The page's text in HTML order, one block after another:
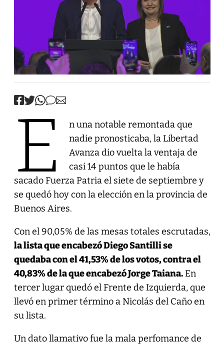
E
n una notable remontada que
nadie pronosticaba, la Libertad
Avanza dio vuelta la ventaja de
casi 14 puntos que le había
sacado Fuerza Patria el siete de septiembre y
se quedó hoy con la elección en la provincia de
Buenos Aires.
Con el 90,05% de las mesas totales escrutadas,
la lista que encabezó Diego Santilli se
quedaba con el 41,53% de los votos, contra el
40,83% de la que encabezó Jorge Taiana.En
tercer lugar quedó el Frente de Izquierda, que
llevó en primer término a Nicolás del Caño en
su lista.
Un dato llamativo fue la mala perfomance de